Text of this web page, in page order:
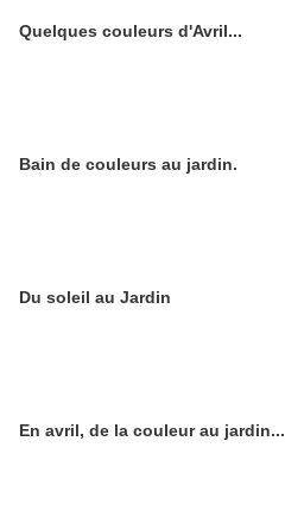
Quelques couleurs d'Avril...
Bain de couleurs au jardin.
Du soleil au Jardin
En avril, de la couleur au jardin...